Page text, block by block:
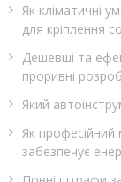
Як кліматичні
для кріплення
Дешевші та
проривні
Який
Як
забезпечує